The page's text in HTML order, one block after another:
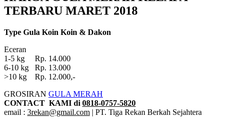
TERBARU MARET 2018
Type Gula Koin Koin & Dakon
Eceran
1-5 kg Rp. 14.000
6-10 kg Rp. 13.000
>10 kg Rp. 12.000,-
GROSIRAN GULA MERAH
CONTACT KAMI di 0818-0757-5820
email : 3rekan@gmail.com | PT. Tiga Rekan Berkah Sejahtera